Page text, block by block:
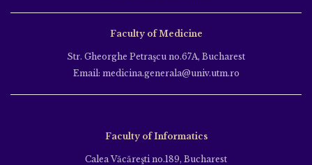
Faculty of Medicine
Str. Gheorghe Petraşcu no.67A, Bucharest
Email: medicina.generala@univ.utm.ro
Faculty of Informatics
Calea Văcăreşti no.189, Bucharest